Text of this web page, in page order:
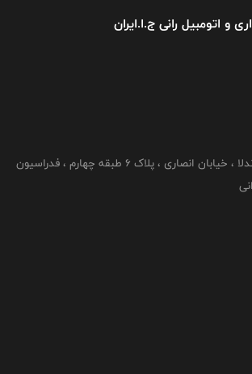
و اتومبیل رانی ج.ا.ایران
تهران ، بلوار نلسون ماندلا ، خیابان انصاری ، پلاک ۶ طبقه چهارم ، فدراسیون